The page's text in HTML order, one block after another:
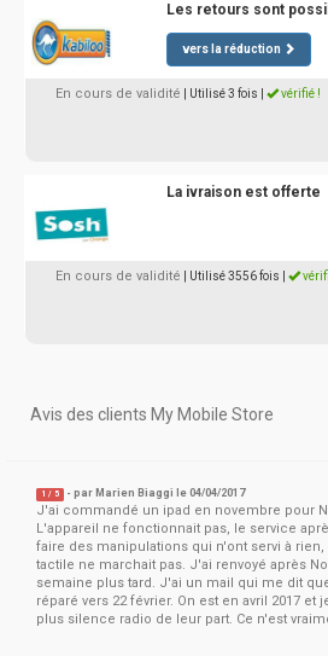
Les retours sont
vers la réduction
En cours de validité | Utilisé 3 fois vérifié !
La ivraison est offerte
En cours de validité | Utilisé 3556 fois
Avis des clients My Mobile Store
1 / 5 - par Marien Biaggi le 04/04/2017
J'ai commandé un ipad en novembre pour
L'appareil ne fonctionnait pas, le service
faire des manipulations qui n'ont servi à
tactile ne marchait pas. J'ai renvoyé après
semaine plus tard. J'ai un mail qui me dit
réparé vers 22 février. On est en avril 2017
plus silence radio de leur part. Ce n'est